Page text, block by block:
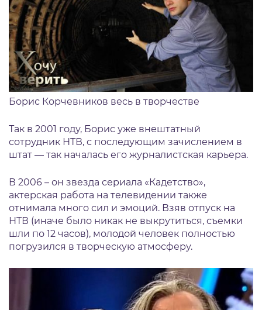
Борис Корчевников весь в творчестве
Так в 2001 году, Борис уже внештатный
сотрудник НТВ, с последующим зачислением в
штат — так началась его журналистская карьера.
В 2006 – он звезда сериала «Кадетство»,
актерская работа на телевидении также
отнимала много сил и эмоций. Взяв отпуск на
НТВ (иначе было никак не выкрутиться, съемки
шли по 12 часов), молодой человек полностью
погрузился в творческую атмосферу.